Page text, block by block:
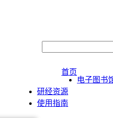
首页
电子图书
研经资源
使用指南